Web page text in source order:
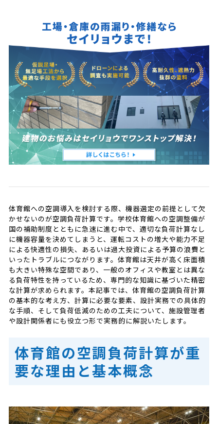
まとめ
体育館への空調導入を検討する際、機器選定の前提として欠
かせないのが空調負荷計算です。学校体育館への空調整備が
国の補助制度とともに急速に進む中で、適切な負荷計算なし
に機器容量を決めてしまうと、運転コストの増大や能力不足
による快適性の損失、あるいは過大投資による予算の浪費と
いったトラブルにつながります。体育館は天井が高く床面積
も大きい特殊な空間であり、一般のオフィスや教室とは異な
る負荷特性を持っているため、専門的な知識に基づいた精密
な計算が求められます。本記事では、体育館の空調負荷計算
の基本的な考え方、計算に必要な要素、設計実務での具体的
な手順、そして負荷低減のための工夫について、施設管理者
や設計関係者にも役立つ形で実務的に解説いたします。
体育館の空調負荷計算が重
要な理由と基本概念